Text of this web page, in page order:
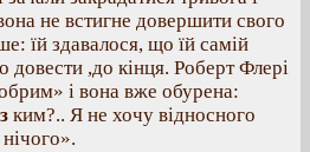
не встигне довершити свого
їй здавалося, що їй самій
довести ,до кінця. Роберт Флері
і вона вже обурена:
з ким?.. Я не хочу відносного